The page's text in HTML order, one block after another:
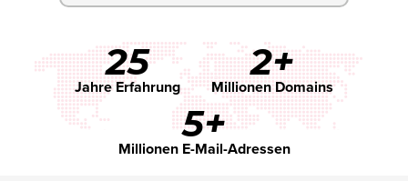
25
Jahre Erfahrung
2+
Millionen Domains
5+
Millionen E-Mail-Adressen